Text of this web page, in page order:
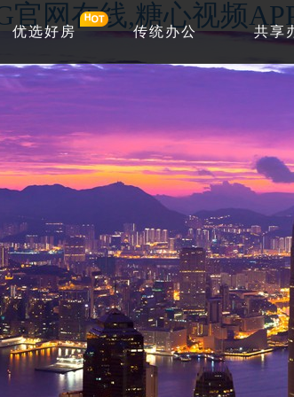
网在线,糖心视频
优选好房 传统办公 共享